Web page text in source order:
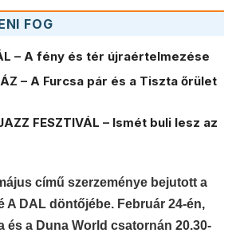
FOG
– A fény és tér újraértelmezése
– A Furcsa pár és a Tiszta őrület
FESZTIVÁL – Ismét buli lesz az
című szerzeménye bejutott a
A DAL döntőjébe. Február 24-én,
és a Duna World csatornán 20.30-